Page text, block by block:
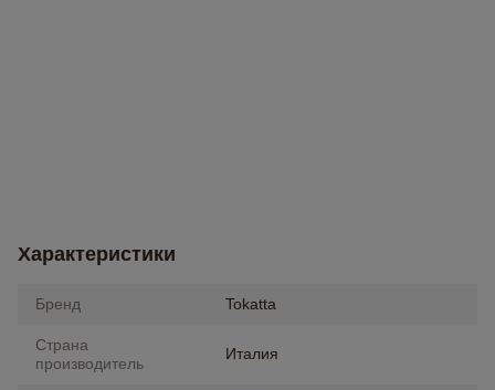
Характеристики
Бренд Tokatta
Страна
производитель
Италия